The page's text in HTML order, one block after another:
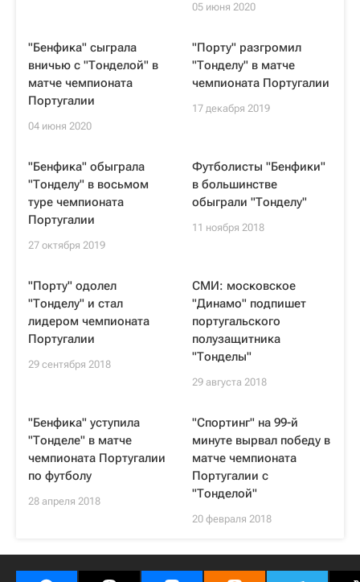
05 июня 2020
"Бенфика" сыграла
вничью с "Тонделой" в
матче чемпионата
Португалии
04 июня 2020
"Порту" разгромил
"Тонделу" в матче
чемпионата Португалии
17 декабря 2019
"Бенфика" обыграла
"Тонделу" в восьмом
туре чемпионата
Португалии
27 октября 2019
Футболисты "Бенфики"
в большинстве
обыграли "Тонделу"
11 ноября 2018
"Порту" одолел
"Тонделу" и стал
лидером чемпионата
Португалии
29 сентября 2018
СМИ: московское
"Динамо" подпишет
португальского
полузащитника
"Тонделы"
29 августа 2018
"Бенфика" уступила
"Тонделе" в матче
чемпионата Португалии
по футболу
28 апреля 2018
"Спортинг" на 99-й
минуте вырвал победу в
матче чемпионата
Португалии с
"Тонделой"
20 февраля 2018